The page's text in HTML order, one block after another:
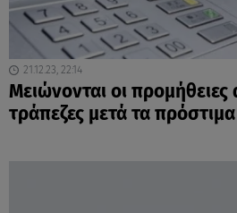
21.12.23, 22:14
Μειώνονται οι
τράπεζες μετά τα πρόστιμα